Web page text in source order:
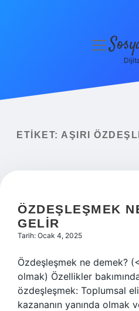
Yasal Uyarı
menüyü
ETIKET: AŞIRI
ÖZDEŞLEŞMEK
GELIR
Tarih: Ocak 4, 2025
Özdeşleşmek ne demek?
olmak) Özellikler
özdeşleşmek: Toplumsal
kazananın yanında olmak